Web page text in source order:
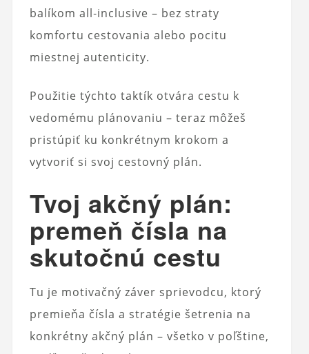
balíkom all‑inclusive – bez straty
komfortu cestovania alebo pocitu
miestnej autenticity.
Použitie týchto taktík otvára cestu k
vedomému plánovaniu – teraz môžeš
pristúpiť ku konkrétnym krokom a
vytvoriť si svoj cestovný plán.
Tvoj akčný plán:
premeň čísla na
skutočnú cestu
Tu je motivačný záver sprievodcu, ktorý
premieňa čísla a stratégie šetrenia na
konkrétny akčný plán – všetko v poľštine,